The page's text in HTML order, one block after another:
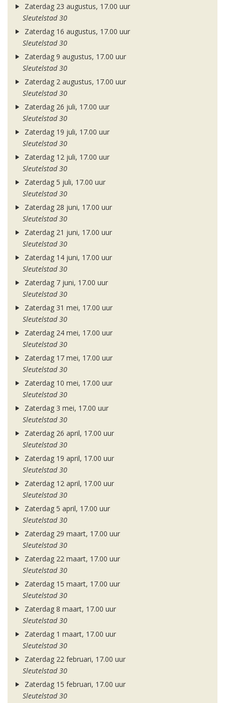
Zaterdag 23 augustus, 17.00 uur
Sleutelstad 30
Zaterdag 16 augustus, 17.00 uur
Sleutelstad 30
Zaterdag 9 augustus, 17.00 uur
Sleutelstad 30
Zaterdag 2 augustus, 17.00 uur
Sleutelstad 30
Zaterdag 26 juli, 17.00 uur
Sleutelstad 30
Zaterdag 19 juli, 17.00 uur
Sleutelstad 30
Zaterdag 12 juli, 17.00 uur
Sleutelstad 30
Zaterdag 5 juli, 17.00 uur
Sleutelstad 30
Zaterdag 28 juni, 17.00 uur
Sleutelstad 30
Zaterdag 21 juni, 17.00 uur
Sleutelstad 30
Zaterdag 14 juni, 17.00 uur
Sleutelstad 30
Zaterdag 7 juni, 17.00 uur
Sleutelstad 30
Zaterdag 31 mei, 17.00 uur
Sleutelstad 30
Zaterdag 24 mei, 17.00 uur
Sleutelstad 30
Zaterdag 17 mei, 17.00 uur
Sleutelstad 30
Zaterdag 10 mei, 17.00 uur
Sleutelstad 30
Zaterdag 3 mei, 17.00 uur
Sleutelstad 30
Zaterdag 26 april, 17.00 uur
Sleutelstad 30
Zaterdag 19 april, 17.00 uur
Sleutelstad 30
Zaterdag 12 april, 17.00 uur
Sleutelstad 30
Zaterdag 5 april, 17.00 uur
Sleutelstad 30
Zaterdag 29 maart, 17.00 uur
Sleutelstad 30
Zaterdag 22 maart, 17.00 uur
Sleutelstad 30
Zaterdag 15 maart, 17.00 uur
Sleutelstad 30
Zaterdag 8 maart, 17.00 uur
Sleutelstad 30
Zaterdag 1 maart, 17.00 uur
Sleutelstad 30
Zaterdag 22 februari, 17.00 uur
Sleutelstad 30
Zaterdag 15 februari, 17.00 uur
Sleutelstad 30